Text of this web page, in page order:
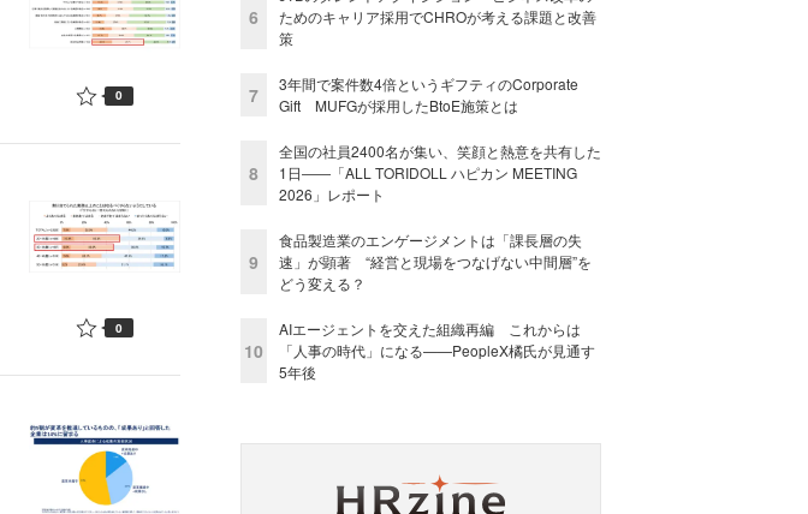
0
0
6
ためのキャリア採用でCHROが考える課題と改善
策
7
3年間で案件数4倍というギフティのCorporate
Gift MUFGが採用したBtoE施策とは
8
全国の社員2400名が集い、笑顔と熱意を共有した
1日――「ALL TORIDOLL ハピカン MEETING
2026」レポート
9
食品製造業のエンゲージメントは「課長層の失
速」が顕著 “経営と現場をつなげない中間層”を
どう変える？
10
AIエージェントを交えた組織再編 これからは
「人事の時代」になる——PeopleX橘氏が見通す
5年後